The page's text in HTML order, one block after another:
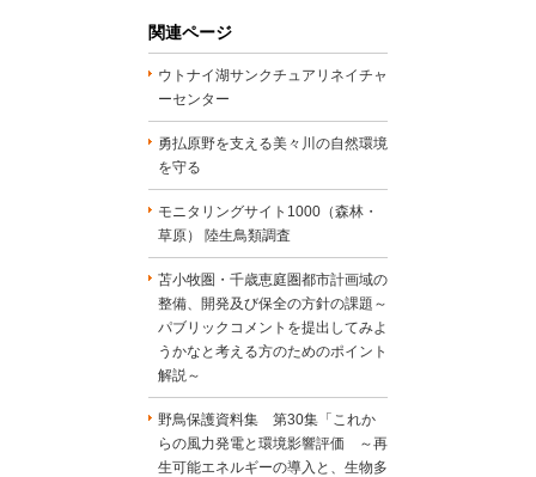
関連ページ
ウトナイ湖サンクチュアリネイチャ
ーセンター
勇払原野を支える美々川の自然環境
を守る
モニタリングサイト1000（森林・
草原） 陸生鳥類調査
苫小牧圏・千歳恵庭圏都市計画域の
整備、開発及び保全の方針の課題～
パブリックコメントを提出してみよ
うかなと考える方のためのポイント
解説～
野鳥保護資料集 第30集「これか
らの風力発電と環境影響評価 ～再
生可能エネルギーの導入と、生物多